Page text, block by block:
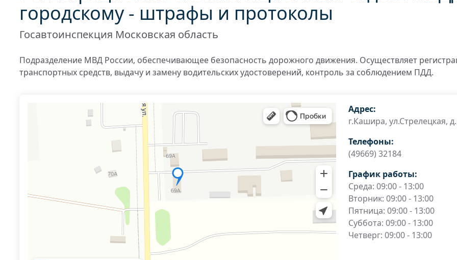
городскому - штрафы и протоколы
Госавтоинспекция Московская область
Подразделение МВД России, обеспечивающее безопасность дорожного движения. Осуществляет
транспортных средств, выдачу и замену водительских удостоверений, контроль за соблюдением ПДД.
Адрес:
г.Кашира, ул.Стрелецкая,
Телефоны:
(49669) 32184
График работы:
Среда: 09:00 - 13:00
Вторник: 09:00 - 13:00
Пятница: 09:00 - 13:00
Суббота: 09:00 - 13:00
Четверг: 09:00 - 13:00